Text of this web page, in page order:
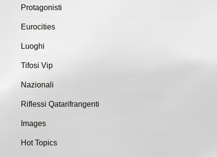
Protagonisti
Eurocities
Luoghi
Tifosi Vip
Nazionali
Riflessi Qatarifrangenti
Images
Hot Topics